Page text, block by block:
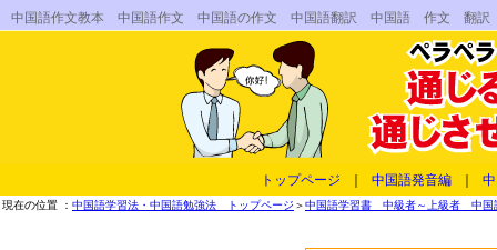
中国語作文教本 中国語作文 中国語の作文 中国語翻訳 中国語 作文 翻
トップページ 中国語発音編
現在の位置 ： 中国語学習法・中国語勉強法 トップページ ＞中国語学習書 中級者～上級者 中国